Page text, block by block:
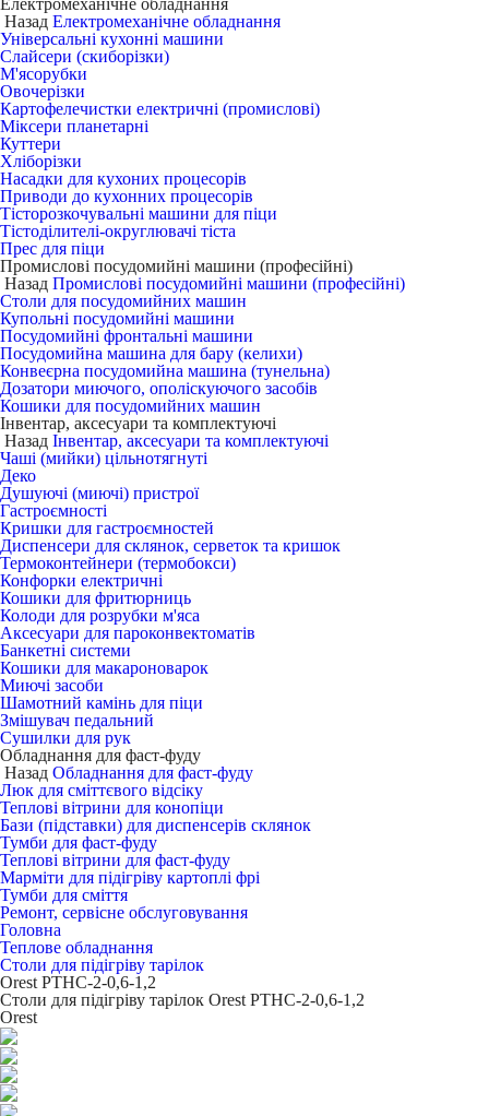
Електромеханічне обладнання
Назад Електромеханічне обладнання
Універсальні кухонні машини
Слайсери (скиборізки)
М'ясорубки
Овочерізки
Картофелечистки електричні (промислові)
Міксери планетарні
Куттери
Хліборізки
Насадки для кухоних процесорів
Приводи до кухонних процесорів
Тісторозкочувальні машини для піци
Тістоділителі-округлювачі тіста
Прес для піци
Промислові посудомийні машини (професійні)
Назад Промислові посудомийні машини (професійні)
Столи для посудомийних машин
Купольні посудомийні машини
Посудомийні фронтальні машини
Посудомийна машина для бару (келихи)
Конвеєрна посудомийна машина (тунельна)
Дозатори миючого, ополіскуючого засобів
Кошики для посудомийних машин
Інвентар, аксесуари та комплектуючі
Назад Інвентар, аксесуари та комплектуючі
Чаші (мийки) цільнотягнуті
Деко
Душуючі (миючі) пристрої
Гастроємності
Кришки для гастроємностей
Диспенсери для склянок, серветок та кришок
Термоконтейнери (термобокси)
Конфорки електричні
Кошики для фритюрниць
Колоди для розрубки м'яса
Аксесуари для пароконвектоматів
Банкетні системи
Кошики для макароноварок
Миючі засоби
Шамотний камінь для піци
Змішувач педальний
Сушилки для рук
Обладнання для фаст-фуду
Назад Обладнання для фаст-фуду
Люк для сміттєвого відсіку
Теплові вітрини для конопіци
Бази (підставки) для диспенсерів склянок
Тумби для фаст-фуду
Теплові вітрини для фаст-фуду
Марміти для підігріву картоплі фрі
Тумби для сміття
Ремонт, сервісне обслуговування
Головна
Теплове обладнання
Столи для підігріву тарілок
Orest РТНС-2-0,6-1,2
Столи для підігріву тарілок Orest РТНС-2-0,6-1,2
Orest